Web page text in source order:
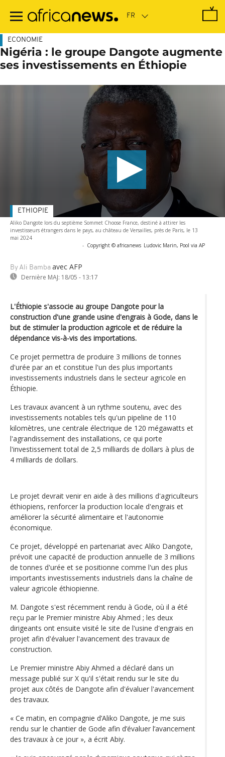
contenu
ECONOMIE
Nigéria : le groupe Dangote augmente
ses investissements en Éthiopie
Aliko Dangote lors du septième Sommet Choose France, destiné à attirer les
investisseurs étrangers dans le pays, au château de Versailles, près de Paris, le 13
mai 2024
- Copyright © africanews Ludovic Marin, Pool via AP
By Ali Bamba avec AFP
Dernière MAJ: 18/05 - 13:17
ETHIOPIE
L'Éthiopie s'associe au groupe Dangote pour la
construction d'une grande usine d'engrais à Gode, dans le
but de stimuler la production agricole et de réduire la
dépendance vis-à-vis des importations.
Ce projet permettra de produire 3 millions de tonnes
d'urée par an et constitue l'un des plus importants
investissements industriels dans le secteur agricole en
Éthiopie.
Les travaux avancent à un rythme soutenu, avec des
investissements notables tels qu'un pipeline de 110
kilomètres, une centrale électrique de 120 mégawatts et
l'agrandissement des installations, ce qui porte
l'investissement total de 2,5 milliards de dollars à plus de
4 milliards de dollars.
Le projet devrait venir en aide à des millions d'agriculteurs
éthiopiens, renforcer la production locale d'engrais et
améliorer la sécurité alimentaire et l'autonomie
économique.
Ce projet, développé en partenariat avec Aliko Dangote,
prévoit une capacité de production annuelle de 3 millions
de tonnes d'urée et se positionne comme l'un des plus
importants investissements industriels dans la chaîne de
valeur agricole éthiopienne.
M. Dangote s'est récemment rendu à Gode, où il a été
reçu par le Premier ministre Abiy Ahmed ; les deux
dirigeants ont ensuite visité le site de l'usine d'engrais en
projet afin d'évaluer l'avancement des travaux de
construction.
Le Premier ministre Abiy Ahmed a déclaré dans un
message publié sur X qu'il s'était rendu sur le site du
projet aux côtés de Dangote afin d'évaluer l'avancement
des travaux.
« Ce matin, en compagnie d’Aliko Dangote, je me suis
rendu sur le chantier de Gode afin d’évaluer l’avancement
des travaux à ce jour », a écrit Abiy.